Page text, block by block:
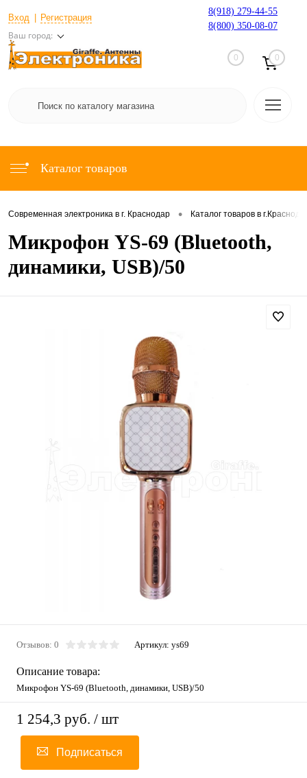
Вход Регистрация
Ваш город:
8(918) 279-44-55
8(800) 350-08-07
0 0
Каталог товаров
Современная электроника в г. Краснодар • Каталог товаров в
Микрофон YS-69 (Bluetooth,
динамики, USB)/50
Отзывов: 0 Артикул: ys69
Описание товара:
Микрофон YS-69 (Bluetooth, динамики, USB)/50
1 254,3 руб. / шт
Подписаться